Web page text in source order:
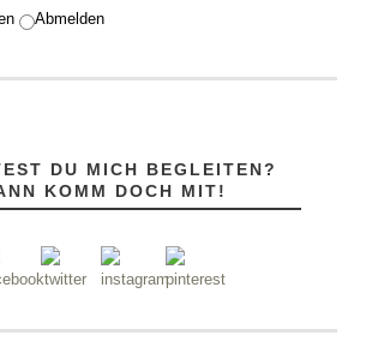
Abmelden
DU MICH BEGLEITEN?
KOMM DOCH MIT!